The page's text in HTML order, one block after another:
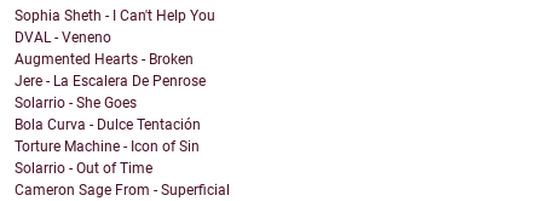
Sophia Sheth - I Can't Help You
DVAL - Veneno
Augmented Hearts - Broken
Jere - La Escalera De Penrose
Solarrio - She Goes
Bola Curva - Dulce Tentación
Torture Machine - Icon of Sin
Solarrio - Out of Time
Cameron Sage From - Superficial